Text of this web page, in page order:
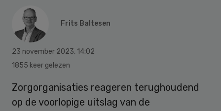
Frits Baltesen
23 november 2023, 14:02
1855 keer gelezen
Zorgorganisaties reageren terughoudend
op de voorlopige uitslag van de